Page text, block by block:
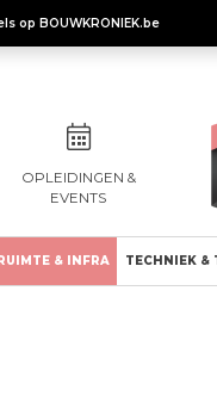
op BOUWKRONIEK.be
OPLEIDINGEN &
EVENTS
& INFRA TECHNIEK &